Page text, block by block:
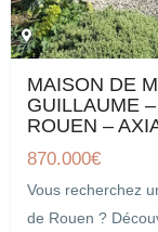
MAISON DE
GUILLAUME –
ROUEN – AXIA
870.000€
Vous recherchez
de Rouen ?